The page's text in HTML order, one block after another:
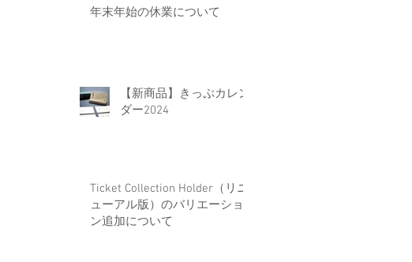
年末年始の休業について
【新商品】きっぷカレン
ダー2024
Ticket Collection Holder（リニ
ューアル版）のバリエーショ
ン追加について